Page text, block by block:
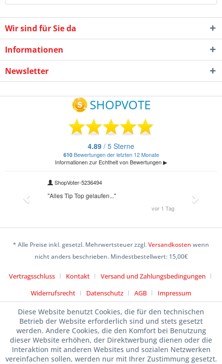
Wir sind für Sie da
Informationen
Newsletter
* Alle Preise inkl. gesetzl. Mehrwertsteuer zzgl.Versandkosten wenn
nicht anders beschrieben. Mindestbestellwert: 15,00€
Vertragsschluss Kontakt
Versand und Zahlungsbedingungen
Widerrufsrecht
Datenschutz AGB Impressum
Diese Website benutzt Cookies, die für den technischen
Betrieb der Website erforderlich sind und stets gesetzt
werden. Andere Cookies, die den Komfort bei Benutzung
dieser Website erhöhen, der Direktwerbung dienen oder die
Interaktion mit anderen Websites und sozialen Netzwerken
vereinfachen sollen, werden nur mit Ihrer Zustimmung gesetzt.